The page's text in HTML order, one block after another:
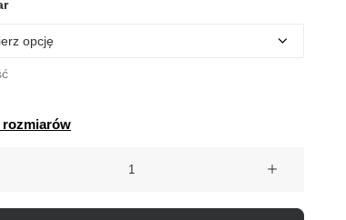
rozmiarów